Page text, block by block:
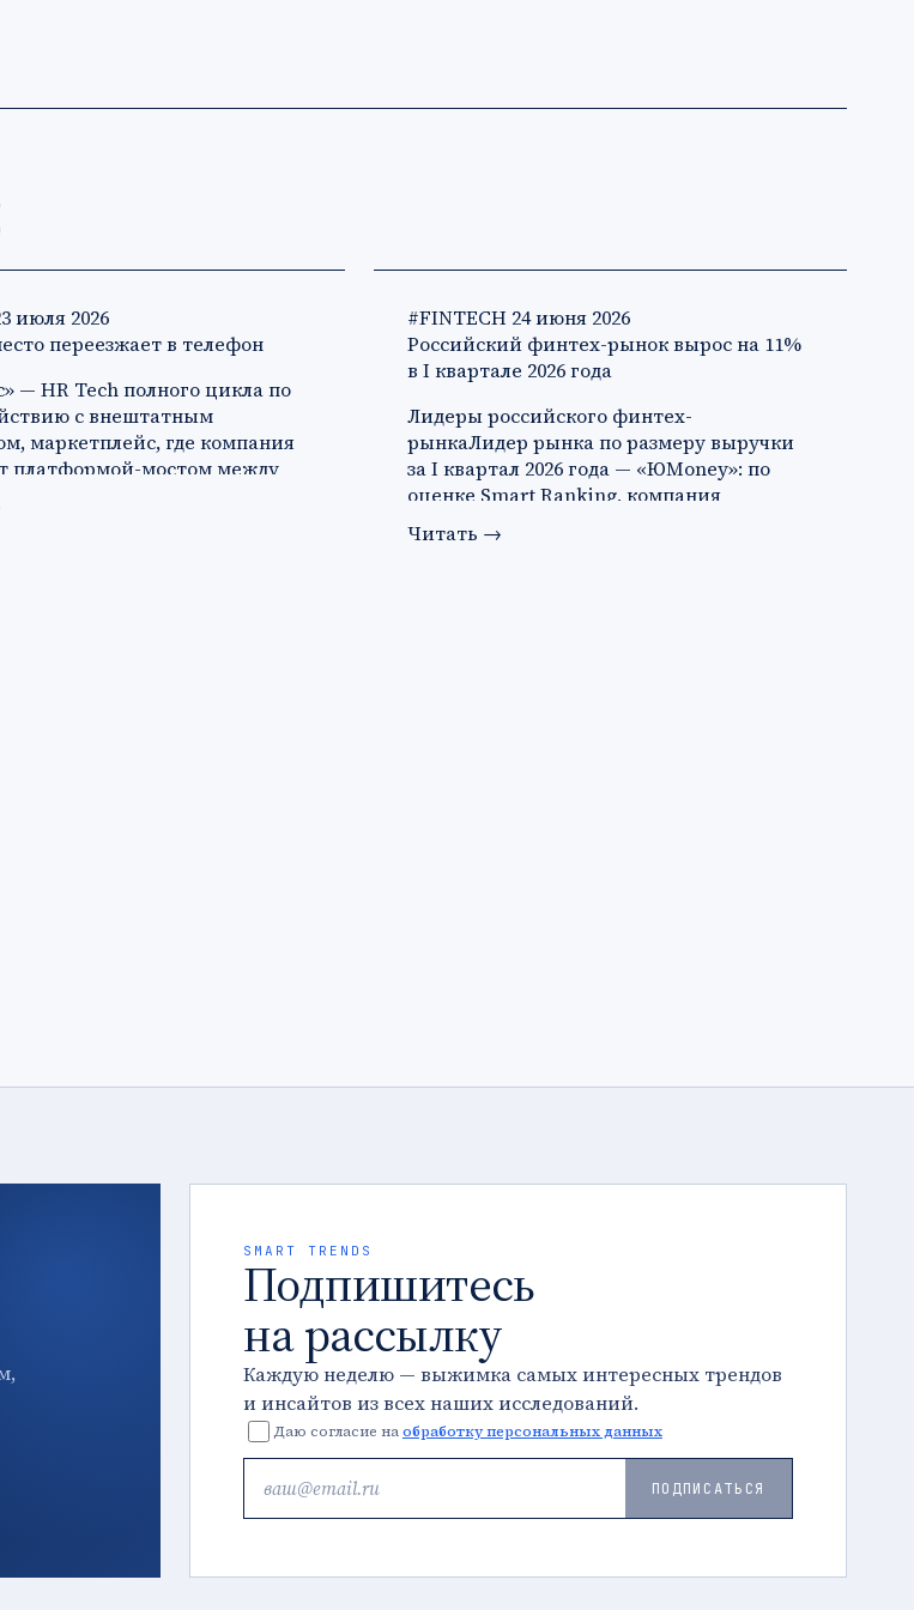
июля 2026
переезжает в телефон
— HR Tech полного цикла по
с внештатным
маркетплейс, где компания
платформой-мостом между
#FINTECH 24 июня 2026
Российский финтех-рынок вырос на 11%
в I квартале 2026 года
Лидеры российского финтех-
рынкаЛидер рынка по размеру выручки
за I квартал 2026 года — «ЮMoney»: по
оценке Smart Ranking, компания
заработа…
Читать →
SMART TRENDS
Подпишитесь
на рассылку
Каждую неделю — выжимка самых интересных трендов
и инсайтов из всех наших исследований.
Даю согласие наобработку персональных данных
ПОДПИСАТЬСЯ